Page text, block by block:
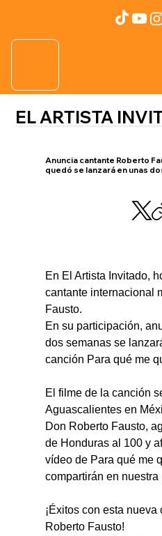
EL ARTISTA
Anuncia cantante Roberto
quedó se lanzará en unas
En El Artista Invitado,
cantante internacional
Fausto.
En su participación,
dos semanas se
canción Para qué me
El filme de la canción
Aguascalientes en
Don Roberto Fausto,
de Honduras al 100 y
vídeo de Para qué me
compartirán en
¡Éxitos con esta nueva
Roberto Fausto!